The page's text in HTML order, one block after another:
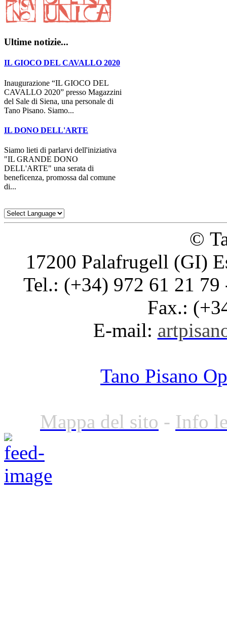
Ultime notizie...
IL GIOCO DEL CAVALLO 2020
Inaugurazione “IL GIOCO DEL
CAVALLO 2020” presso Magazzini
del Sale di Siena, una personale di
Tano Pisano. Siamo...
IL DONO DELL'ARTE
Siamo lieti di parlarvi dell'iniziativa
"IL GRANDE DONO
DELL'ARTE" una serata di
beneficenza, promossa dal comune
di...
©
17200 Palafrugell (GI)
Tel.: (+34) 972 61 21
Fax.:
E-mail:
Tano Pisano
Mappa del sito - Info